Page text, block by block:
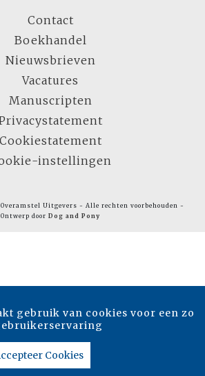
Contact
Boekhandel
Nieuwsbrieven
Vacatures
Manuscripten
Cookiestatement
instellingen
Uitgevers - Alle rechten voorbehouden -
Ontwerp door Dog and Pony
gebruik van cookies voor een zo
Cookies